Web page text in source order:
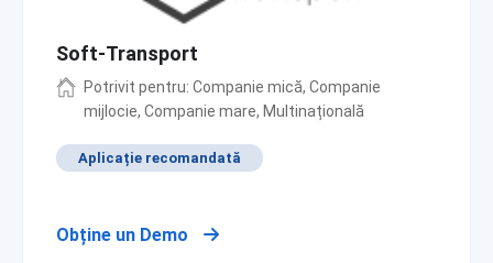
Soft-Transport
Potrivit pentru: Companie mică, Companie
mijlocie, Companie mare, Multinațională
Aplicație recomandată
Obține un Demo